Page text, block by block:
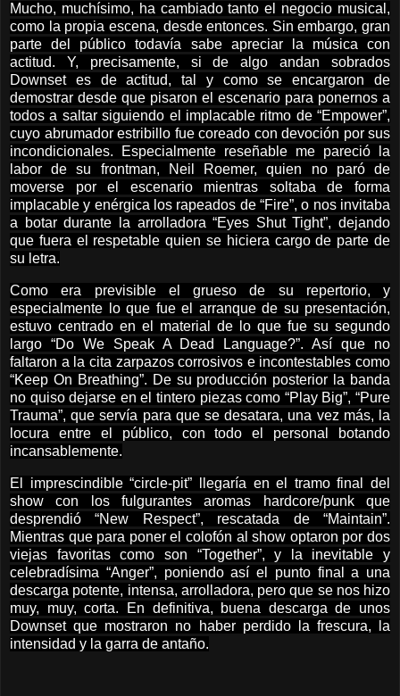
Mucho, muchísimo, ha cambiado tanto el negocio musical,
como la propia escena, desde entonces. Sin embargo, gran
parte del público todavía sabe apreciar la música con
actitud. Y, precisamente, si de algo andan sobrados
Downset es de actitud, tal y como se encargaron de
demostrar desde que pisaron el escenario para ponernos a
todos a saltar siguiendo el implacable ritmo de “Empower”,
cuyo abrumador estribillo fue coreado con devoción por sus
incondicionales. Especialmente reseñable me pareció la
labor de su frontman, Neil Roemer, quien no paró de
moverse por el escenario mientras soltaba de forma
implacable y enérgica los rapeados de “Fire”, o nos invitaba
a botar durante la arrolladora “Eyes Shut Tight”, dejando
que fuera el respetable quien se hiciera cargo de parte de
su letra.
Como era previsible el grueso de su repertorio, y
especialmente lo que fue el arranque de su presentación,
estuvo centrado en el material de lo que fue su segundo
largo “Do We Speak A Dead Language?”. Así que no
faltaron a la cita zarpazos corrosivos e incontestables como
“Keep On Breathing”. De su producción posterior la banda
no quiso dejarse en el tintero piezas como “Play Big”, “Pure
Trauma”, que servía para que se desatara, una vez más, la
locura entre el público, con todo el personal botando
incansablemente.
El imprescindible “circle-pit” llegaría en el tramo final del
show con los fulgurantes aromas hardcore/punk que
desprendió “New Respect”, rescatada de “Maintain”.
Mientras que para poner el colofón al show optaron por dos
viejas favoritas como son “Together”, y la inevitable y
celebradísima “Anger”, poniendo así el punto final a una
descarga potente, intensa, arrolladora, pero que se nos hizo
muy, muy, corta. En definitiva, buena descarga de unos
Downset que mostraron no haber perdido la frescura, la
intensidad y la garra de antaño.